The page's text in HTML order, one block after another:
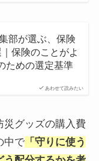
あわせて読みたい
部が選ぶ、保険
保険のことがよ
ための選定基準
災グッズの購入費
中で「守りに使う